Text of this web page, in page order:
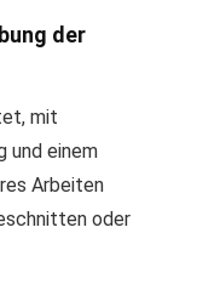
der
mit
und einem
Arbeiten
oder